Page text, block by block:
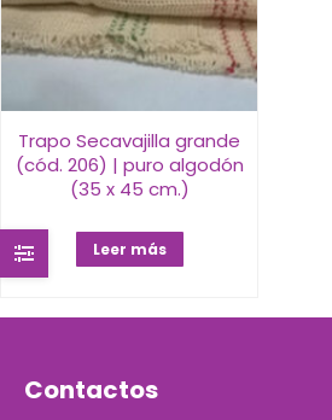
Trapo Secavajilla grande
(cód. 206) | puro algodón
(35 x 45 cm.)
Leer más
Contactos